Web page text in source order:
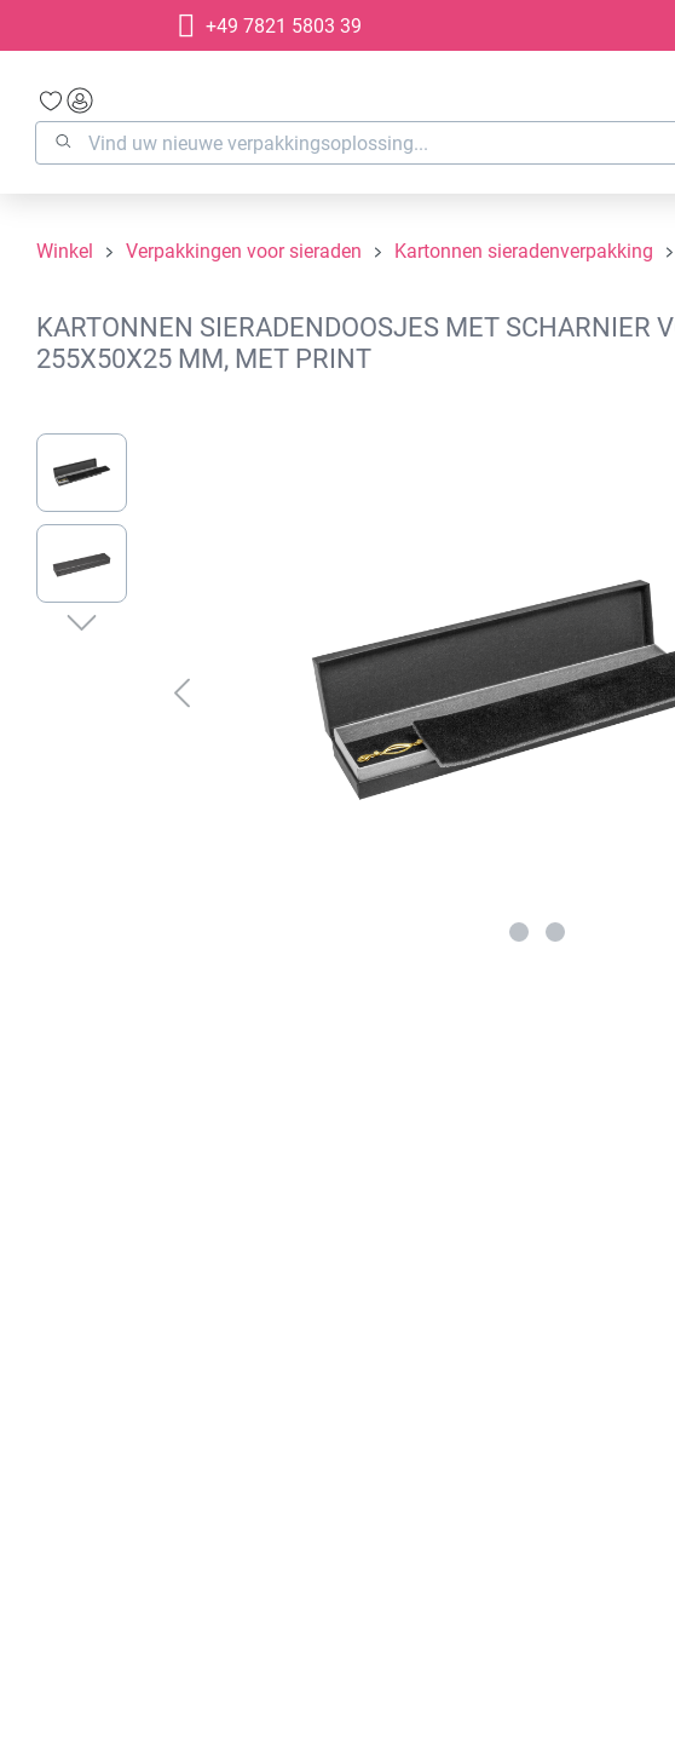
Ga naar de hoofdnavigatie
+49 7821 5803 39
Winkel Verpakkingen voor sieraden Kartonnen sieradenverpakking
KARTONNEN SIERADENDOOSJES MET SCHARNIER
255X50X25 MM, MET PRINT
Afbeeldingengalerij overslaan